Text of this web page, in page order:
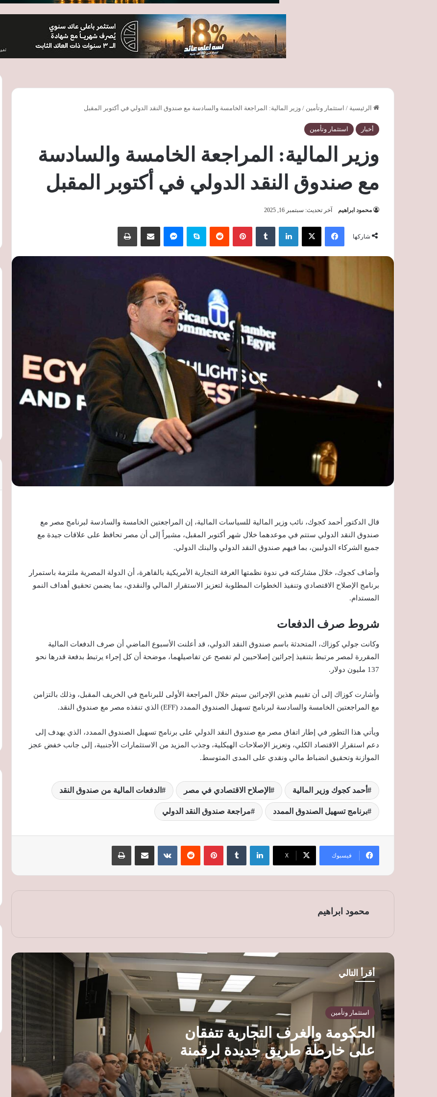
الرئيسية / استثمار وتأمين / وزير المالية: المراجعة الخامسة والسادسة مع صندوق النقد الدولي في أكتوبر المقبل
أخبار استثمار وتأمين
وزير المالية: المراجعة الخامسة والسادسة
مع صندوق النقد الدولي في أكتوبر المقبل
محمود ابراهيم آخر تحديث: سبتمبر 16, 2025
شاركها
فيسبوك ‫X لينكدإن بينتيريست سكايب
قال الدكتور أحمد كجوك، نائب وزير المالية للسياسات المالية، إن المراجعتين الخامسة والسادسة لبرنامج مصر مع
صندوق النقد الدولي ستتم في موعدهما خلال شهر أكتوبر المقبل، مشيراً إلى أن مصر تحافظ على علاقات جيدة مع
جميع الشركاء الدوليين، بما فيهم صندوق النقد الدولي والبنك الدولي.
وأضاف كجوك، خلال مشاركته في ندوة نظمتها الغرفة التجارية الأمريكية بالقاهرة، أن الدولة المصرية ملتزمة باستمرار
برنامج الإصلاح الاقتصادي وتنفيذ الخطوات المطلوبة لتعزيز الاستقرار المالي والنقدي، بما يضمن تحقيق أهداف النمو
المستدام.
شروط صرف الدفعات
وكانت جولي كوزاك، المتحدثة باسم صندوق النقد الدولي، قد أعلنت الأسبوع الماضي أن صرف الدفعات المالية
المقررة لمصر مرتبط بتنفيذ إجرائين إصلاحيين لم تفصح عن تفاصيلهما، موضحة أن كل إجراء يرتبط بدفعة قدرها نحو
137 مليون دولار.
وأشارت كوزاك إلى أن تقييم هذين الإجرائين سيتم خلال المراجعة الأولى للبرنامج في الخريف المقبل، وذلك بالتزامن
مع المراجعتين الخامسة والسادسة لبرنامج تسهيل الصندوق الممدد (EFF) الذي تنفذه مصر مع صندوق النقد.
ويأتي هذا التطور في إطار اتفاق مصر مع صندوق النقد الدولي على برنامج تسهيل الصندوق الممدد، الذي يهدف إلى
دعم استقرار الاقتصاد الكلي، وتعزيز الإصلاحات الهيكلية، وجذب المزيد من الاستثمارات الأجنبية، إلى جانب خفض عجز
الموازنة وتحقيق انضباط مالي ونقدي على المدى المتوسط.
أحمد كجوك وزير المالية الإصلاح الاقتصادي في مصر الدفعات المالية من صندوق النقد
برنامج تسهيل الصندوق الممدد مراجعة صندوق النقد الدولي
فيسبوك ‫X
لينكدإن بينتيريست
محمود ابراهيم
أقرأ التالي
استثمار وتأمين
الحكومة والغرف التجارية تتفقان
على خارطة طريق جديدة لرقمنة
الخدمات وتوسيع قاعدة المصدرين
الحكومة والغرف التجارية تتفقان على
خارطة طريق جديدة لرقمنة الخدمات
وتوسيع قاعدة المصدرين
البريكس يفتح آفاقًا جديدة للصناعة
النقل تطلق تحذيرات جديدة لركاب
القطارات: لا تعبروا المزلقانات المغلقة ولا
تصعدوا أثناء الحركة
مليون دولار وعزز تنافسية الصادرات
المصرية
رئيس شعبة المخابز ينتقد تسعير الخبز
السياحي: القرار لم يُناقش معنا